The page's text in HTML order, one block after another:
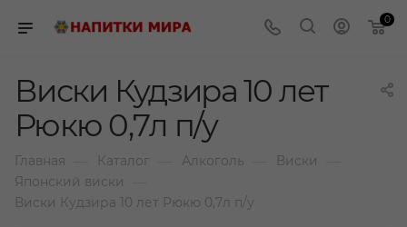
0
Виски Кудзира 10 лет
Рюкю 0,7л п/у
Главная Каталог Алкоголь Виски
Японский виски
Виски Кудзира 10 лет Рюкю 0,7л п/у